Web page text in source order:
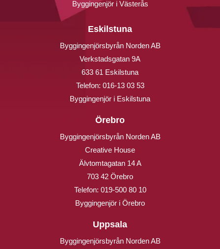
Byggingenjör i Västerås
Eskilstuna
Byggingenjörsbyrån Norden AB
Verkstadsgatan 9A
633 61 Eskilstuna
Telefon: 016-13 03 53
Byggingenjör i Eskilstuna
Örebro
Byggingenjörsbyrån Norden AB
Creative House
Älvtomtagatan 14 A
703 42 Örebro
Telefon: 019-500 80 10
Byggingenjör i Örebro
Uppsala
Byggingenjörsbyrån Norden AB